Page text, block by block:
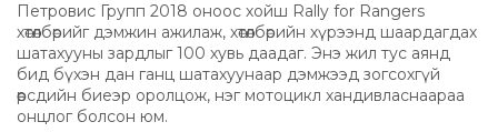
Петровис Групп 2018 оноос хойш Rally for Rangers
хөтөлбөрийг дэмжин ажилаж, хөтөлбөрийн хүрээнд шаардагдах
шатахууны зардлыг 100 хувь даадаг. Энэ жил тус аянд
бид бүхэн дан ганц шатахуунаар дэмжээд зогсохгүй
өөрсдийн биеэр оролцож, нэг мотоцикл хандивласнаараа
онцлог болсон юм.